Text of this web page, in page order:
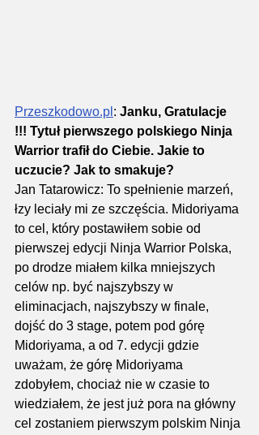
Przeszkodowo.pl : Janku, Gratulacje
!!! Tytuł pierwszego polskiego Ninja
Warrior trafił do Ciebie. Jakie to
uczucie? Jak to smakuje?
Jan Tatarowicz: To spełnienie marzeń,
łzy leciały mi ze szczęścia. Midoriyama
to cel, który postawiłem sobie od
pierwszej edycji Ninja Warrior Polska,
po drodze miałem kilka mniejszych
celów np. być najszybszy w
eliminacjach, najszybszy w finale,
dojść do 3 stage, potem pod górę
Midoriyama, a od 7. edycji gdzie
uważam, że górę Midoriyama
zdobyłem, chociaż nie w czasie to
wiedziałem, że jest już pora na główny
cel zostaniem pierwszym polskim Ninja